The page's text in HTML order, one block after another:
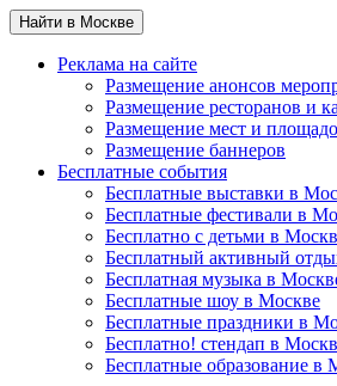
Найти в Москве
Реклама на сайте
Размещение анонсов
Размещение ресторанов и
Размещение мест и
Размещение баннеров
Бесплатные события
Бесплатные выставки в
Бесплатные фестивали в
Бесплатно с детьми в
Бесплатный активный
Бесплатная музыка в
Бесплатные шоу в Москве
Бесплатные праздники в
Бесплатно! стендап в
Бесплатные образование в